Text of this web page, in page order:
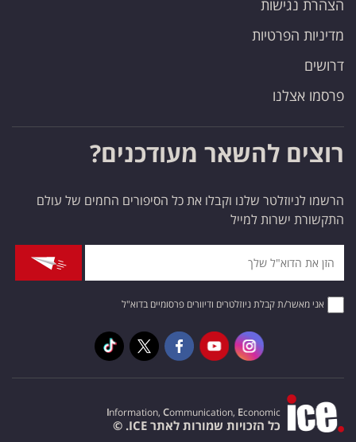
הצהרת נגישות
מדיניות הפרטיות
דרושים
פרסמו אצלנו
רוצים להשאר מעודכנים?
הרשמו לניוזלטר שלנו וקבלו את כל הסיפורים החמים של עולם
התקשורת ישרות למייל
אני מאשר/ת קבלת ניוזלטרים ודיוורים פרסומיים בדוא"ל
Information, Communication, Economic
כל הזכויות שמורות לאתר ICE. ©